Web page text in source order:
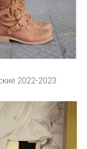
2022-2023